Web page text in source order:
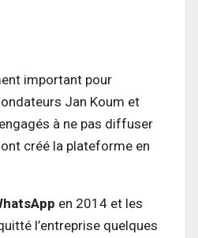
important pour
Jan Koum et
à ne pas diffuser
créé la plateforme en
en 2014 et les
l’entreprise quelques